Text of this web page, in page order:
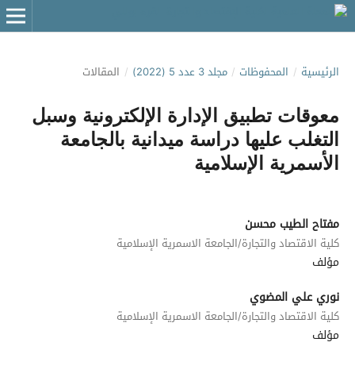
الرئيسية / المحفوظات / مجلد 3 عدد 5 (2022) / المقالات
معوقات تطبيق الإدارة الإلكترونية وسبل
التغلب عليها دراسة ميدانية بالجامعة
الأسمرية الإسلامية
مفتاح الطيب محسن
كلية الاقتصاد والتجارة/الجامعة الاسمرية الإسلامية
مؤلف
نوري علي المضوي
كلية الاقتصاد والتجارة/الجامعة الاسمرية الإسلامية
مؤلف